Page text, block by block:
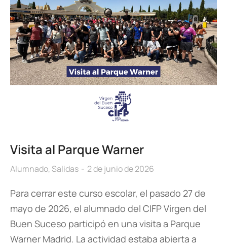
Visita al Parque Warner
Alumnado,Salidas 2 de junio de 2026
Para cerrar este curso escolar, el pasado 27 de
mayo de 2026, el alumnado del CIFP Virgen del
Buen Suceso participó en una visita a Parque
Warner Madrid. La actividad estaba abierta a